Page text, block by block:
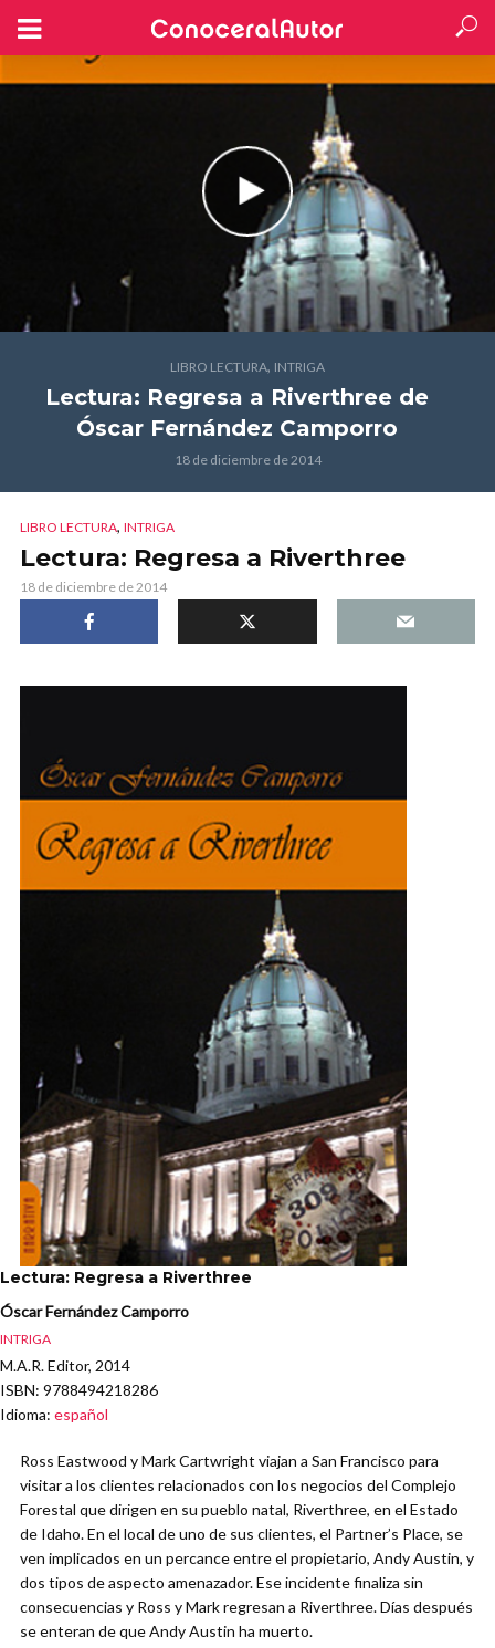
LIBRO LECTURA, INTRIGA
Lectura: Regresa a Riverthreede
Óscar Fernández Camporro
18 de diciembre de 2014
LIBRO LECTURA, INTRIGA
Lectura: Regresa a Riverthree
18 de diciembre de 2014
Lectura: Regresa a Riverthree
Óscar Fernández Camporro
INTRIGA
M.A.R. Editor, 2014
ISBN: 9788494218286
Idioma: español
Ross Eastwood y Mark Cartwright viajan a San Francisco para
visitar a los clientes relacionados con los negocios del Complejo
Forestal que dirigen en su pueblo natal, Riverthree, en el Estado
de Idaho. En el local de uno de sus clientes, el Partner’s Place, se
ven implicados en un percance entre el propietario, Andy Austin, y
dos tipos de aspecto amenazador. Ese incidente finaliza sin
consecuencias y Ross y Mark regresan a Riverthree. Días después
se enteran de que Andy Austin ha muerto.